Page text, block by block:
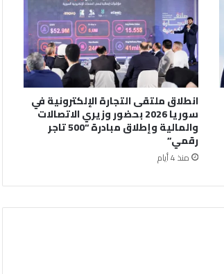
انطلاق ملتقى التجارة الإلكترونية في
سوريا 2026 بحضور وزيري الاتصالات
والمالية وإطلاق مبادرة “500 تاجر
رقمي”
منذ 4 أيام